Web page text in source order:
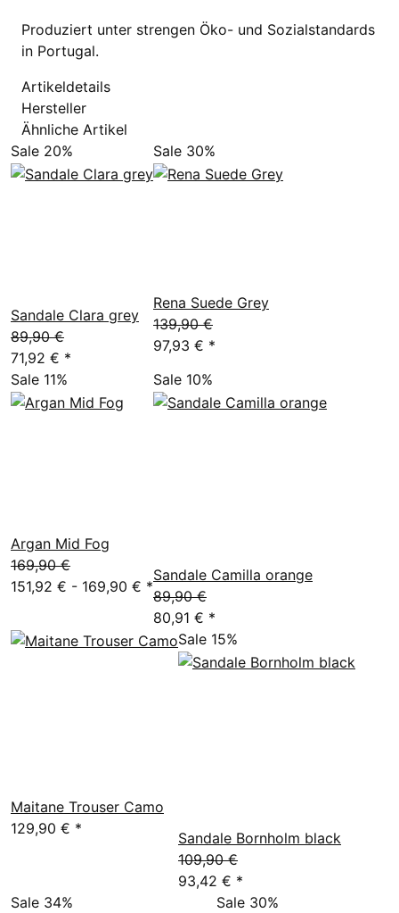
Produziert unter strengen Öko- und Sozialstandards
in Portugal.
Artikeldetails
Hersteller
Ähnliche Artikel
Sale 20%
Sandale Clara grey
89,90 €
71,92 € *
Sale 30%
Rena Suede Grey
139,90 €
97,93 € *
Sale 11%
Argan Mid Fog
169,90 €
151,92 € - 169,90 € *
Sale 10%
Sandale Camilla orange
89,90 €
80,91 € *
Maitane Trouser Camo
129,90 € *
Sale 15%
Sandale Bornholm black
109,90 €
93,42 € *
Sale 34%
Sale 30%